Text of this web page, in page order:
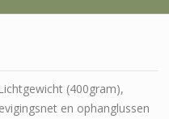
(400gram),
en ophanglussen